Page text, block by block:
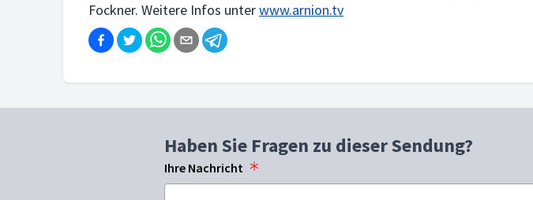
Fockner. Weitere Infos unterwww.arnion.tv
Haben Sie Fragen zu dieser Sendung?
Ihre Nachricht